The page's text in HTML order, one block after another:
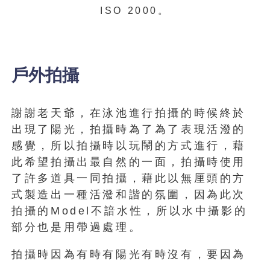
ISO 2000。
戶外拍攝
謝謝老天爺，在泳池進行拍攝的時候終於
出現了陽光，拍攝時為了為了表現活潑的
感覺，所以拍攝時以玩鬧的方式進行，藉
此希望拍攝出最自然的一面，拍攝時使用
了許多道具一同拍攝，藉此以無厘頭的方
式製造出一種活潑和諧的氛圍，因為此次
拍攝的Model不諳水性，所以水中攝影的
部分也是用帶過處理。
拍攝時因為有時有陽光有時沒有，要因為